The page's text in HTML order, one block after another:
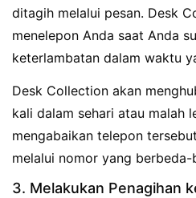
ditagih melalui pesan. Desk
menelepon Anda saat Anda
keterlambatan dalam waktu
Desk Collection akan
kali dalam sehari atau malah
mengabaikan telepon
melalui nomor yang berbeda-
3. Melakukan Penagihan